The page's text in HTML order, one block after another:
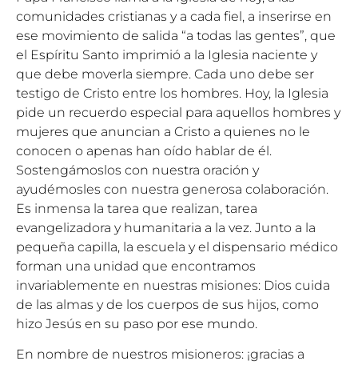
comunidades cristianas y a cada fiel, a inserirse en
ese movimiento de salida “a todas las gentes”, que
el Espíritu Santo imprimió a la Iglesia naciente y
que debe moverla siempre. Cada uno debe ser
testigo de Cristo entre los hombres. Hoy, la Iglesia
pide un recuerdo especial para aquellos hombres y
mujeres que anuncian a Cristo a quienes no le
conocen o apenas han oído hablar de él.
Sostengámoslos con nuestra oración y
ayudémosles con nuestra generosa colaboración.
Es inmensa la tarea que realizan, tarea
evangelizadora y humanitaria a la vez. Junto a la
pequeña capilla, la escuela y el dispensario médico
forman una unidad que encontramos
invariablemente en nuestras misiones: Dios cuida
de las almas y de los cuerpos de sus hijos, como
hizo Jesús en su paso por ese mundo.
En nombre de nuestros misioneros: ¡gracias a